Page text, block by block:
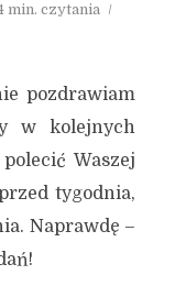
min. czytania
pozdrawiam
w kolejnych
Waszej
tygodnia,
Naprawdę –